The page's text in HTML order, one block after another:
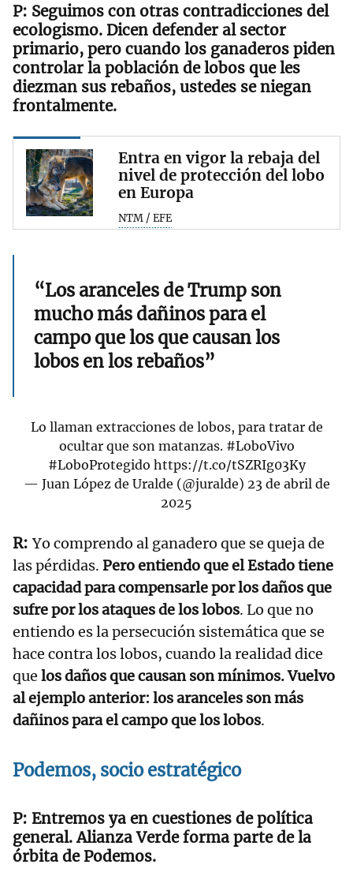
Seguimos con otras contradicciones del
ecologismo. Dicen defender al sector
primario, pero cuando los ganaderos piden
controlar la población de lobos que les
diezman sus rebaños, ustedes se niegan
frontalmente.
Entra en vigor la rebaja del
nivel de protección del lobo
en Europa
NTM / EFE
“Los aranceles de Trump son
mucho más dañinos para el
campo que los que causan los
lobos en los rebaños”
Lo llaman extracciones de lobos, para tratar de
ocultar que son matanzas. #LoboVivo
#LoboProtegido https://t.co/tSZRIg03Ky
— Juan López de Uralde (@juralde) 23 de abril de
2025
Yo comprendo al ganadero que se queja de
las pérdidas. Pero entiendo que el Estado tiene
capacidad para compensarle por los daños que
sufre por los ataques de los lobos. Lo que no
entiendo es la persecución sistemática que se
hace contra los lobos, cuando la realidad dice
que los daños que causan son mínimos. Vuelvo
al ejemplo anterior: los aranceles son más
dañinos para el campo que los lobos.
Podemos, socio estratégico
Entremos ya en cuestiones de política
general. Alianza Verde forma parte de la
órbita de Podemos.